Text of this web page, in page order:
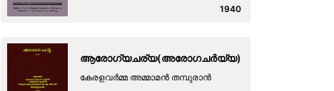
1940
ആരോഗ്യചര്യ(അരോഗചർയ്യ)
കേരളവര്‍മ്മ അമ്മാമന്‍ തമ്പുരാന്‍